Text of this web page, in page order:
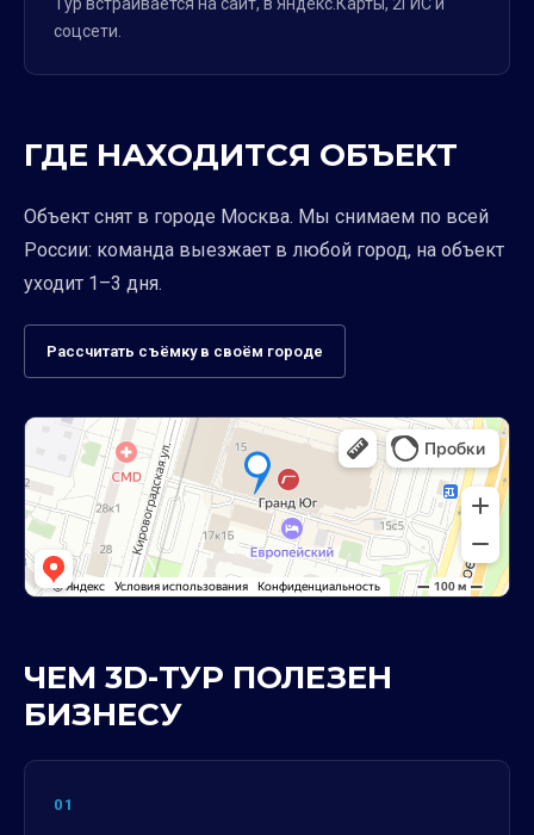
соцсети.
ГДЕ НАХОДИТСЯ ОБЪЕКТ
Объект снят в городе Москва. Мы снимаем по всей
России: команда выезжает в любой город, на объект
уходит 1–3 дня.
Рассчитать съёмку в своём городе
ЧЕМ 3D-ТУР ПОЛЕЗЕН
БИЗНЕСУ
01